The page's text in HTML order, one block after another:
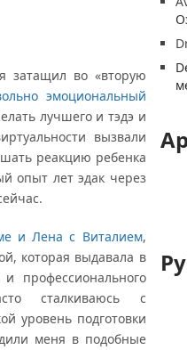
затащил во «вторую
эмоциональный
лучшего и тэдэ и
вызвали
реакцию ребенка
опыт лет эдак через
и Лена с Виталием,
которая выдавала в
профессионального
сталкиваюсь с
уровень подготовки
меня в подобные